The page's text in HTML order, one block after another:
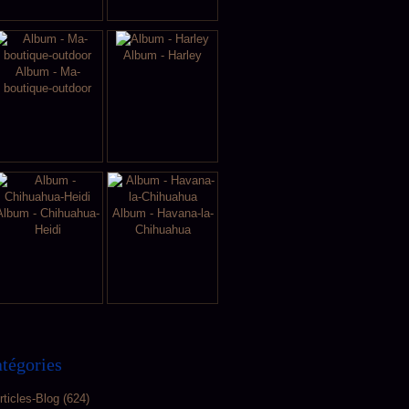
Album - Ma-
boutique-outdoor
Album - Harley
- Chihuahua-
Heidi
Album - Havana-la-
Chihuahua
Blog (624)